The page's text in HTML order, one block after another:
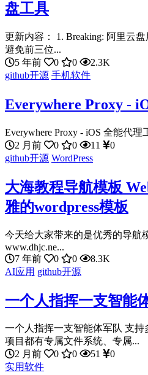
盘工具
更新内容： 1. Breaking: 阿里云
避免前三位...
5 年前
0 0
2.3K
github开源 手机软件
Everywhere Proxy -
Everywhere Proxy - iOS 全能代理
2 月前
0 0 11
0
github开源 WordPress
大海教程导航模板
雅的wordpress模板
今天给大家带来的是优秀的导航
www.dhjc.ne...
7 年前
0 0
8.3K
AI应用 github开源
一个人指挥一支智能
一个人指挥一支智能体军队 支
项目都有专属文件系统、专属...
2 月前
0 0 51
0
实用软件